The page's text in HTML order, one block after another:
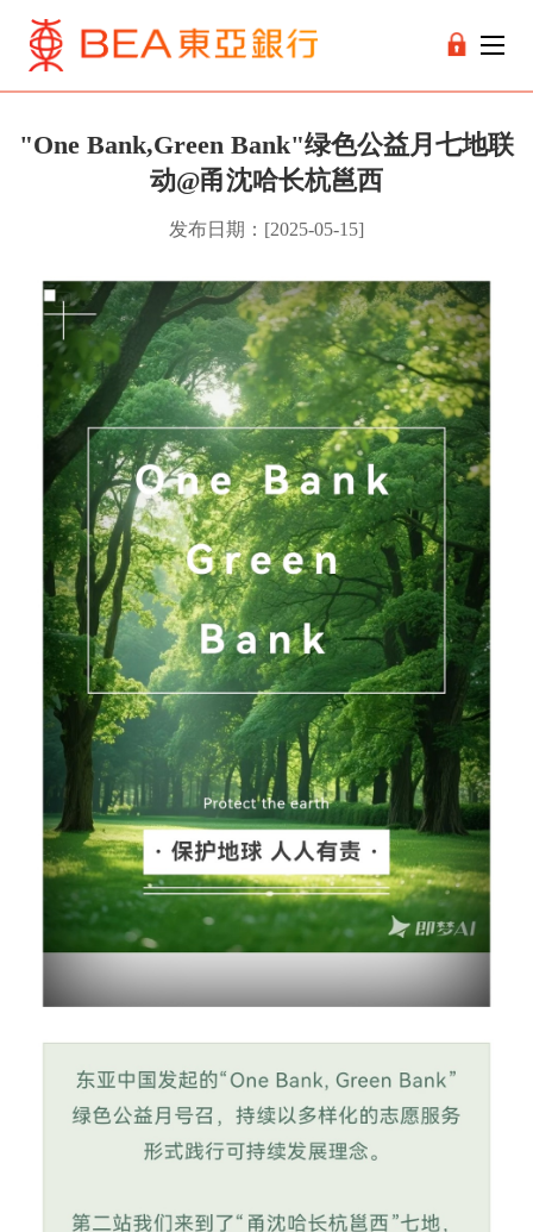
"One Bank,Green Bank"绿色公益月七地联
动@甬沈哈长杭邕西
发布日期：[2025-05-15]